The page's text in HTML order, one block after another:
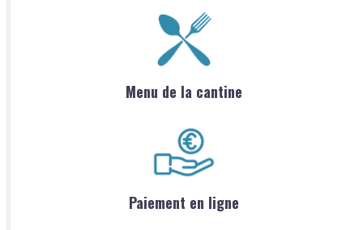
Menu de la cantine
Paiement en ligne